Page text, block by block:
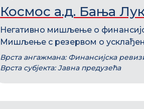
Космос а.д. Бања
Негативно мишљење о
Мишљење с резервом о
Врста ангажмана: Финансијска
Врста субјекта: Јавна предузећа